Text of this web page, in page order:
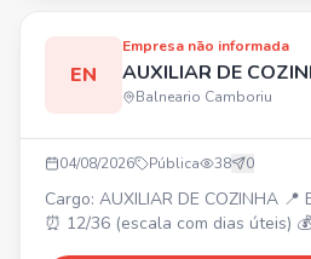
EN
Empresa não informada
AUXILIAR DE
Balneario Camboriu
04/08/2026 Pública 38 0
Cargo: AUXILIAR DE COZINHA 📍 Balneário Camboriú/SC
⏰ 12/36 (escala com dias úteis)